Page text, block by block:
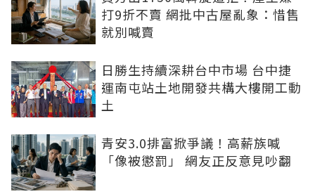
打9折不賣 網批中古屋亂象：惜售
就別喊賣
日勝生持續深耕台中市場 台中捷
運南屯站土地開發共構大樓開工動
土
青安3.0排富掀爭議！高薪族喊
「像被懲罰」 網友正反意見吵翻